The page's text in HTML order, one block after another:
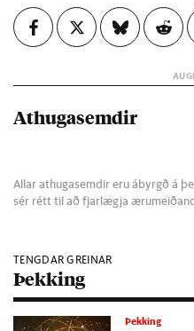
Athugasemdir
Allar athugasemdir eru ábyrgð á
sér rétt til að fjarlægja
TENGDAR GREINAR
Þekking
Þekking